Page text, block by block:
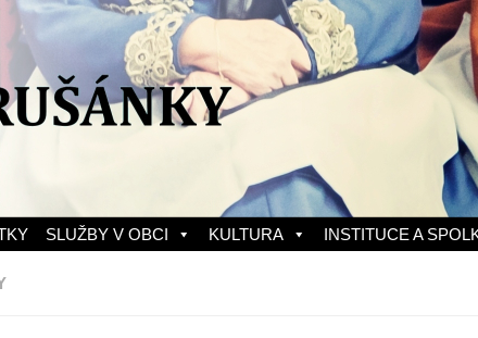
SLUŽBY V OBCI KULTURA INSTITUCE A